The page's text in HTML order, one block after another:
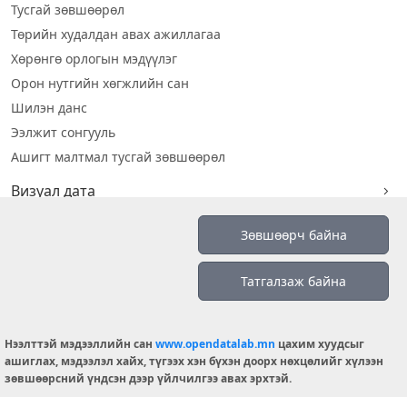
Тусгай зөвшөөрөл
Төрийн худалдан авах ажиллагаа
Хөрөнгө орлогын мэдүүлэг
Орон нутгийн хөгжлийн сан
Шилэн данс
Ээлжит сонгууль
Ашигт малтмал тусгай зөвшөөрөл
Визуал дата
© 2026 OPENDATA LAB MONGOLIA.
Зөвшөөрч байна
Татгалзаж байна
Нээлттэй мэдээллийн сан www.opendatalab.mn цахим хуудсыг
ашиглах, мэдээлэл хайх, түгээх хэн бүхэн доорх нөхцөлийг хүлээн
зөвшөөрсний үндсэн дээр үйлчилгээ авах эрхтэй.